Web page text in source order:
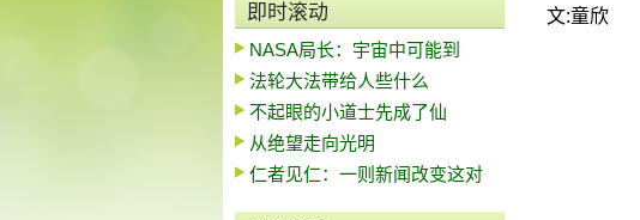
即时滚动
NASA局长：宇宙中可能到
法轮大法带给人些什么
不起眼的小道士先成了仙
从绝望走向光明
仁者见仁：一则新闻改变这对
文:童欣